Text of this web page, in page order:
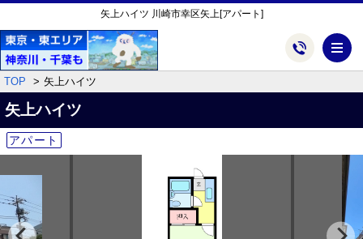
矢上ハイツ 川崎市幸区矢上[アパート]
TOP 矢上ハイツ
矢上ハイツ
アパート